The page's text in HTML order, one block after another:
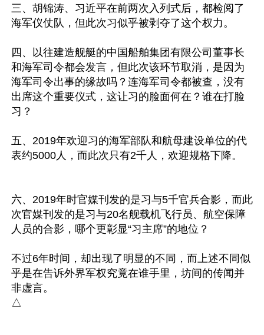
三、胡锦涛、习近平在前两次入列式后，都检阅了
海军仪仗队，但此次习似乎被剥夺了这个权力。
四、以往建造舰艇的中国船舶集团有限公司董事长
和海军司令都会发言，但此次该环节取消，是因为
海军司令出事的缘故吗？连海军司令都被查，没有
出席这个重要仪式，这让习的脸面何在？谁在打脸
习？
五、2019年欢迎习的海军部队和航母建设单位的代
表约5000人，而此次只有2千人，欢迎规格下降。
六、2019年时官媒刊发的是习与5千官兵合影，而此
次官媒刊发的是习与20名舰载机飞行员、航空保障
人员的合影，哪个更彰显“习主席”的地位？
不过6年时间，却出现了明显的不同，而上述不同似
乎是在告诉外界军权究竟在谁手里，坊间的传闻并
非虚言。